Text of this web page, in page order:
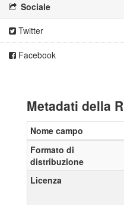
Sociale
Twitter
Facebook
Metadati della
Nome campo
Formato di
distribuzione
Licenza